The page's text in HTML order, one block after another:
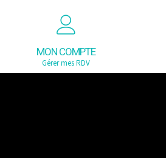
MON COMPTE
Gérer mes RDV